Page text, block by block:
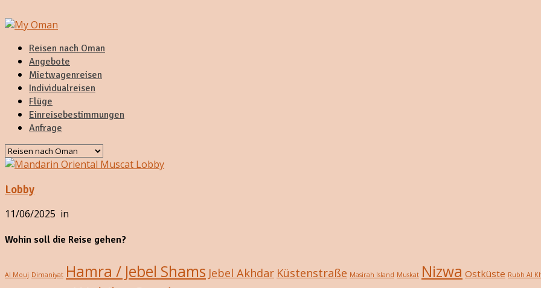
Reisen nach Oman
Angebote
Mietwagenreisen
Individualreisen
Flüge
Einreisebestimmungen
Anfrage
Lobby
11/06/2025 in
Wohin soll die Reise gehen?
Al Mouj Dimaniyat Hamra / Jebel Shams Jebel Akhdar Küstenstraße Masirah Island Muskat Nizwa Ostküste Rubh Al